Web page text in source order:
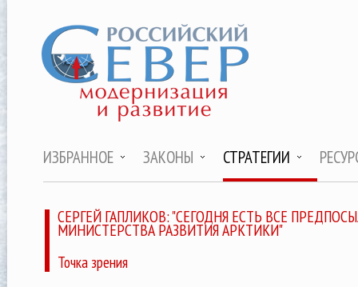
ИЗБРАННОЕ ЗАКОНЫ СТРАТЕГИИ
СЕРГЕЙ ГАПЛИКОВ: "СЕГОДНЯ ЕСТЬ ВСЕ
МИНИСТЕРСТВА РАЗВИТИЯ АРКТИКИ"
Точка зрения